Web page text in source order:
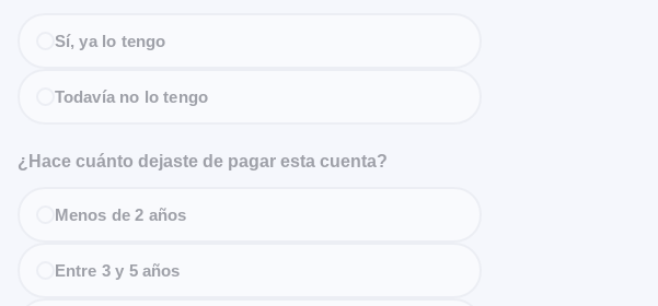
Sí, ya lo tengo
Todavía no lo tengo
¿Hace cuánto dejaste de pagar esta cuenta?
Menos de 2 años
Entre 3 y 5 años